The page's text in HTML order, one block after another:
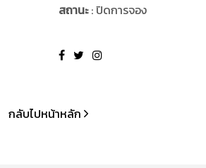
สถานะ: ปิดการจอง
กลับไปหน้าหลัก